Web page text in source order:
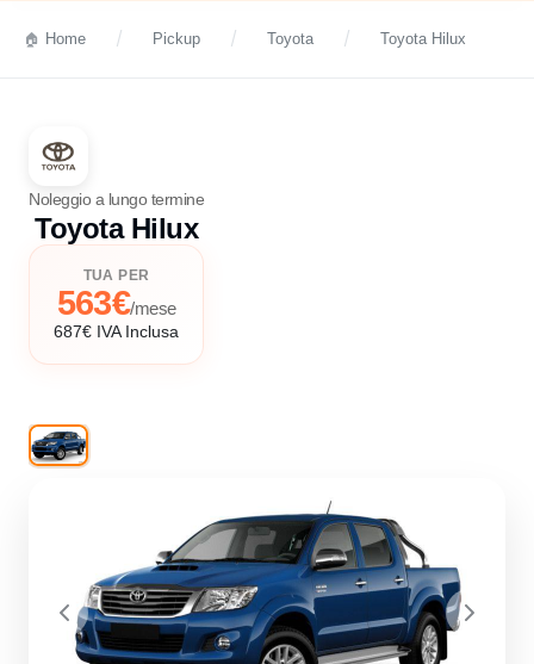
Home Pickup Toyota Toyota Hilux
Noleggio a lungo termine
Toyota Hilux
TUA PER
563€/mese
687€ IVA Inclusa
Previous Next